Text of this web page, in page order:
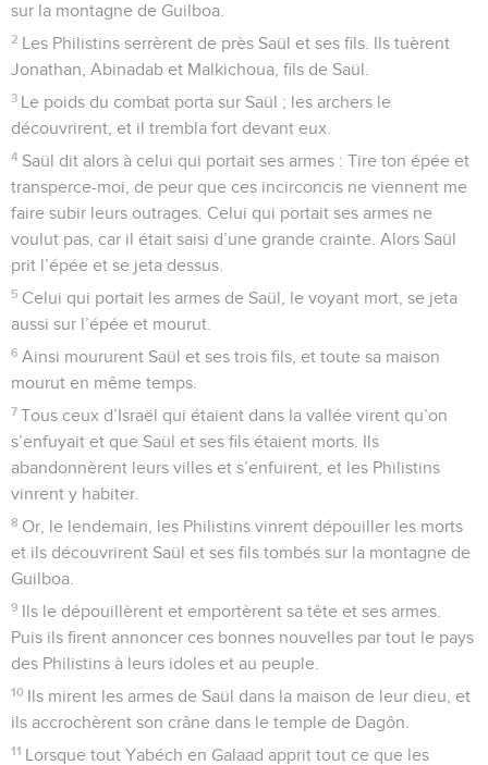
sur la montagne de Guilboa.
2 Les Philistins serrèrent de près Saül et ses fils. Ils tuèrent
Jonathan, Abinadab et Malkichoua, fils de Saül.
3 Le poids du combat porta sur Saül ; les archers le
découvrirent, et il trembla fort devant eux.
4 Saül dit alors à celui qui portait ses armes : Tire ton épée et
transperce-moi, de peur que ces incirconcis ne viennent me
faire subir leurs outrages. Celui qui portait ses armes ne
voulut pas, car il était saisi d’une grande crainte. Alors Saül
prit l’épée et se jeta dessus.
5 Celui qui portait les armes de Saül, le voyant mort, se jeta
aussi sur l’épée et mourut.
6 Ainsi moururent Saül et ses trois fils, et toute sa maison
mourut en même temps.
7 Tous ceux d’Israël qui étaient dans la vallée virent qu’on
s’enfuyait et que Saül et ses fils étaient morts. Ils
abandonnèrent leurs villes et s’enfuirent, et les Philistins
vinrent y habiter.
8 Or, le lendemain, les Philistins vinrent dépouiller les morts
et ils découvrirent Saül et ses fils tombés sur la montagne de
Guilboa.
9 Ils le dépouillèrent et emportèrent sa tête et ses armes.
Puis ils firent annoncer ces bonnes nouvelles par tout le pays
des Philistins à leurs idoles et au peuple.
10 Ils mirent les armes de Saül dans la maison de leur dieu, et
ils accrochèrent son crâne dans le temple de Dagôn.
11 Lorsque tout Yabéch en Galaad apprit tout ce que les